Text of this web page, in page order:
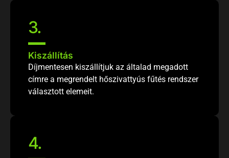
3.
Kiszállítás
Díjmentesen kiszállítjuk az általad megadott
címre a megrendelt hőszivattyús fűtés rendszer
választott elemeit.
4.